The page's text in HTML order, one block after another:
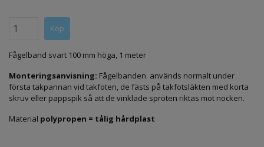
Fågelband svart 100 mm höga, 1 meter
Monteringsanvisning: Fågelbanden används normalt under
första takpannan vid takfoten, de fästs på takfotsläkten med korta
skruv eller pappspik så att de vinklade spröten riktas mot nocken.
Material polypropen = tålig hårdplast